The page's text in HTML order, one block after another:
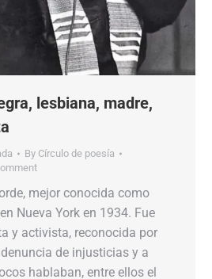
lesbiana, madre,
By Círculo de poesía
mejor conocida como
Nueva York en 1934. Fue
y activista, reconocida por
de injusticias y a
hablaban, entre ellos el